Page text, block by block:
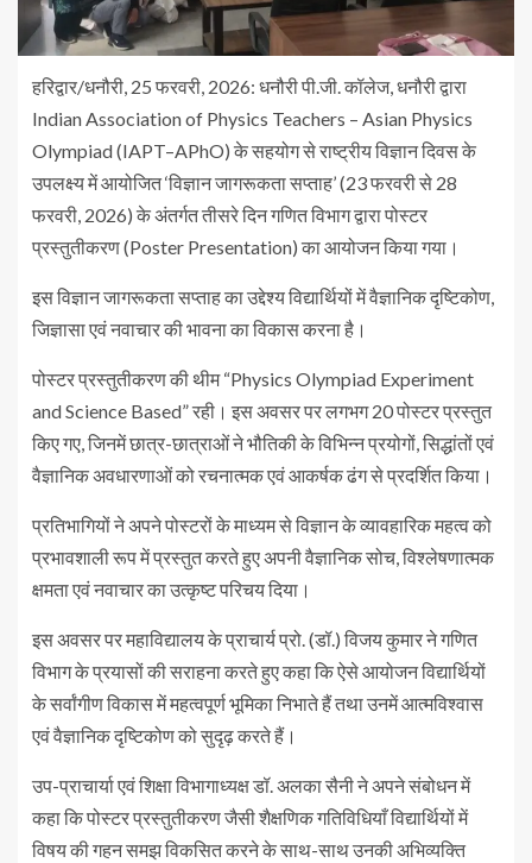
हरिद्वार/धनौरी, 25 फरवरी, 2026: धनौरी पी.जी. कॉलेज, धनौरी द्वारा
Indian Association of Physics Teachers – Asian Physics
Olympiad (IAPT–APhO) के सहयोग से राष्ट्रीय विज्ञान दिवस के
उपलक्ष्य में आयोजित ‘विज्ञान जागरूकता सप्ताह’ (23 फरवरी से 28
फरवरी, 2026) के अंतर्गत तीसरे दिन गणित विभाग द्वारा पोस्टर
प्रस्तुतीकरण (Poster Presentation) का आयोजन किया गया।
इस विज्ञान जागरूकता सप्ताह का उद्देश्य विद्यार्थियों में वैज्ञानिक दृष्टिकोण,
जिज्ञासा एवं नवाचार की भावना का विकास करना है।
पोस्टर प्रस्तुतीकरण की थीम “Physics Olympiad Experiment
and Science Based” रही। इस अवसर पर लगभग 20 पोस्टर प्रस्तुत
किए गए, जिनमें छात्र-छात्राओं ने भौतिकी के विभिन्न प्रयोगों, सिद्धांतों एवं
वैज्ञानिक अवधारणाओं को रचनात्मक एवं आकर्षक ढंग से प्रदर्शित किया।
प्रतिभागियों ने अपने पोस्टरों के माध्यम से विज्ञान के व्यावहारिक महत्व को
प्रभावशाली रूप में प्रस्तुत करते हुए अपनी वैज्ञानिक सोच, विश्लेषणात्मक
क्षमता एवं नवाचार का उत्कृष्ट परिचय दिया।
इस अवसर पर महाविद्यालय के प्राचार्य प्रो. (डॉ.) विजय कुमार ने गणित
विभाग के प्रयासों की सराहना करते हुए कहा कि ऐसे आयोजन विद्यार्थियों
के सर्वांगीण विकास में महत्वपूर्ण भूमिका निभाते हैं तथा उनमें आत्मविश्वास
एवं वैज्ञानिक दृष्टिकोण को सुदृढ़ करते हैं।
उप-प्राचार्या एवं शिक्षा विभागाध्यक्ष डॉ. अलका सैनी ने अपने संबोधन में
कहा कि पोस्टर प्रस्तुतीकरण जैसी शैक्षणिक गतिविधियाँ विद्यार्थियों में
विषय की गहन समझ विकसित करने के साथ-साथ उनकी अभिव्यक्ति